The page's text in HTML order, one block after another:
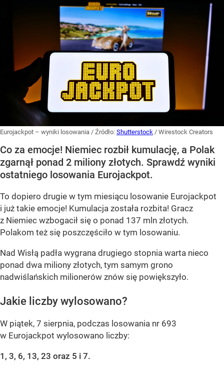
Eurojackpot – wyniki losowania / Źródło: Shutterstock / Wirestock Creators
Co za emocje! Niemiec rozbił kumulację, a Polak
zgarnął ponad 2 miliony złotych. Sprawdź wyniki
ostatniego losowania Eurojackpot.
To dopiero drugie w tym miesiącu losowanie Eurojackpot
i już takie emocje! Kumulacja została rozbita! Gracz
z Niemiec wzbogacił się o ponad 137 mln złotych.
Polakom też się poszczęściło w tym losowaniu.
Nad Wisłą padła wygrana drugiego stopnia warta nieco
ponad dwa miliony złotych, tym samym grono
nadwiślańskich milionerów znów się powiększyło.
Jakie liczby wylosowano?
W piątek, 7 sierpnia, podczas losowania nr 693
w Eurojackpot wylosowano liczby:
1, 3, 6, 13, 23 oraz 5 i 7.